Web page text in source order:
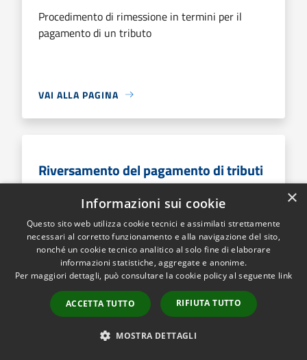
Procedimento di rimessione in termini per il
pagamento di un tributo
VAI ALLA PAGINA
Riversamento del pagamento di tributi
Procedimento di riversamento del pagamento di
VAI ALLA PAGINA
×
Informazioni sui cookie
Questo sito web utilizza cookie tecnici e assimilati strettamente
necessari al corretto funzionamento e alla navigazione del sito,
nonché un cookie tecnico analitico al solo fine di elaborare
informazioni statistiche, aggregate e anonime.
Per maggiori dettagli, può consultare la cookie policy al seguente link
ACCETTA TUTTO RIFIUTA TUTTO
MOSTRA DETTAGLI